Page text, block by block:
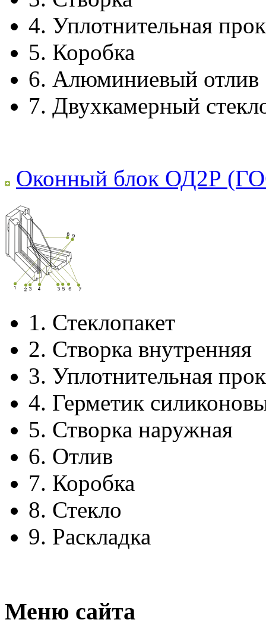
4. Уплотнительная
5. Коробка
6. Алюминиевый отлив
7. Двухкамерный
Оконный блок ОД2Р
1. Стеклопакет
2. Створка внутренняя
3. Уплотнительная
4. Герметик
5. Створка наружная
6. Отлив
7. Коробка
8. Стекло
9. Раскладка
Меню сайта